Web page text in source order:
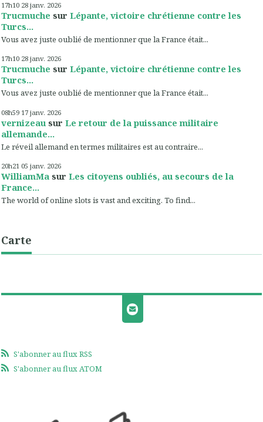
17h10 28 janv. 2026
Trucmuche sur Lépante, victoire chrétienne contre les
Turcs...
Vous avez juste oublié de mentionner que la France était...
17h10 28 janv. 2026
Trucmuche sur Lépante, victoire chrétienne contre les
Turcs...
Vous avez juste oublié de mentionner que la France était...
08h59 17 janv. 2026
vernizeau sur Le retour de la puissance militaire
allemande...
Le réveil allemand en termes militaires est au contraire...
20h21 05 janv. 2026
WilliamMa sur Les citoyens oubliés, au secours de la
France...
The world of online slots is vast and exciting. To find...
Carte
S'abonner au flux RSS
S'abonner au flux ATOM